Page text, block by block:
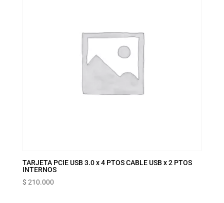
TARJETA PCIE USB 3.0 x 4 PTOS CABLE USB x 2 PTOS
INTERNOS
$ 210.000